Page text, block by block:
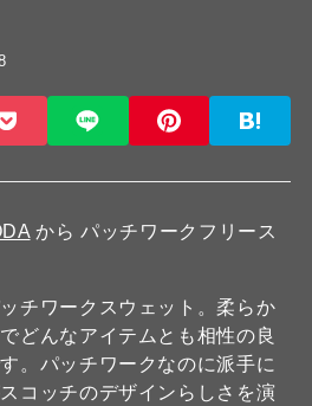
から パッチワークフリース
チワークスウェット。柔らか
どんなアイテムとも相性の良
。パッチワークなのに派手に
コッチのデザインらしさを演